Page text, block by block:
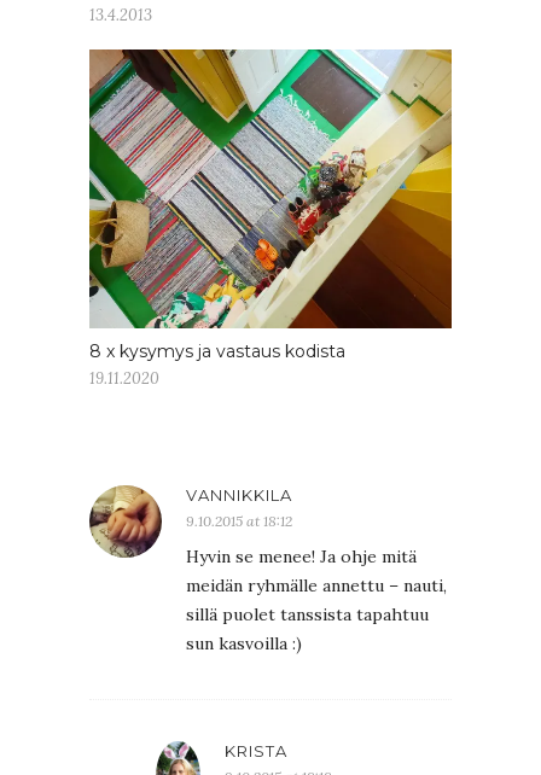
13.4.2013
8 x kysymys ja vastaus kodista
19.11.2020
VANNIKKILA
9.10.2015 at 18:12
Hyvin se menee! Ja ohje mitä
meidän ryhmälle annettu – nauti,
sillä puolet tanssista tapahtuu
sun kasvoilla :)
KRISTA